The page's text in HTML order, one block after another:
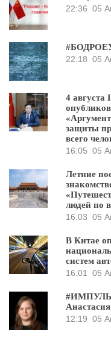
22:36 05
22:18 05
4
защиты
всего
16:05 05
Летние
людей по
16:03 05
В Китае
систем
16:01
05
Анастасия
12:19 05